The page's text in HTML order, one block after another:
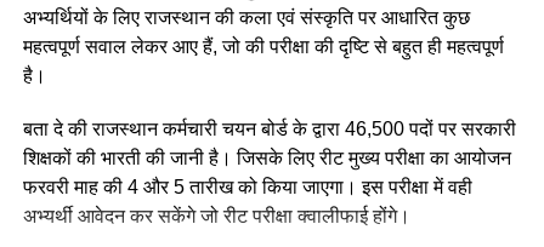
(c) अनुकरण
(d) उपर्युक्त सभी
Ans :- (a)
Q. मातृ भाषा से अभिप्राय है?
अभ्यर्थियों के लिए राजस्थान की कला एवं संस्कृति पर आधारित कुछ
महत्वपूर्ण सवाल लेकर आए हैं, जो की परीक्षा की दृष्टि से बहुत ही महत्वपूर्ण
है।
बता दे की राजस्थान कर्मचारी चयन बोर्ड के द्वारा 46,500 पदों पर सरकारी
शिक्षकों की भारती की जानी है। जिसके लिए रीट मुख्य परीक्षा का आयोजन
फरवरी माह की 4 और 5 तारीख को किया जाएगा। इस परीक्षा में वही
अभ्यर्थी आवेदन कर सकेंगे जो रीट परीक्षा क्वालीफाई होंगे।